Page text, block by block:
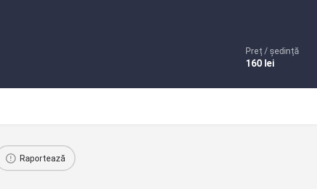
Preț / ședință
160 lei
Raportează